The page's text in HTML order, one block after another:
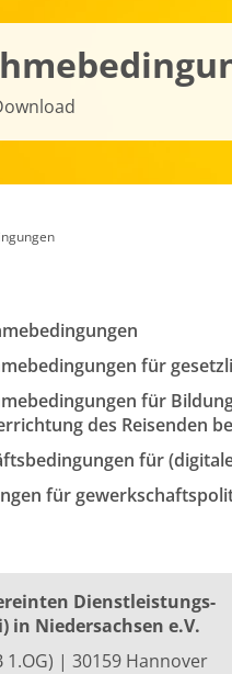
für
für
des Reisenden
für
für
Dienst­leis­tungs­
in Niedersachsen e.V.
1.OG) | 30159 Hannover